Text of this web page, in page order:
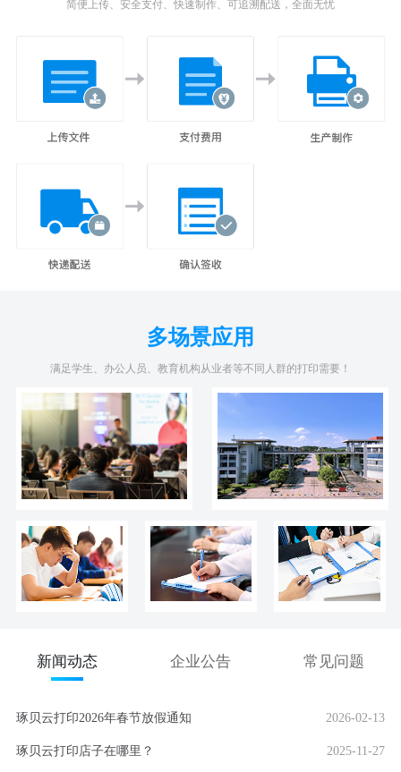
简便上传、安全支付、快速制作、可追溯配送，全面无忧
多场景应用
满足学生、办公人员、教育机构从业者等不同人群的打印需要！
新闻动态 企业公告 常见问题
琢贝云打印2026年春节放假通知 2026-02-13
琢贝云打印店子在哪里？ 2025-11-27